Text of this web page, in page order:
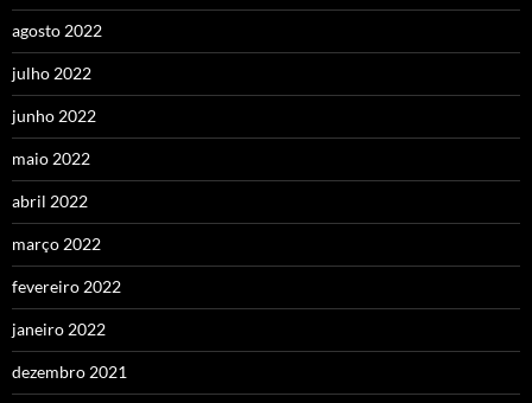
agosto 2022
julho 2022
junho 2022
maio 2022
abril 2022
março 2022
fevereiro 2022
janeiro 2022
dezembro 2021